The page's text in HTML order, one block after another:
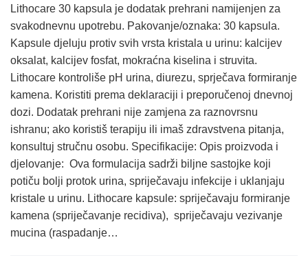
Lithocare 30 kapsula je dodatak prehrani namijenjen za
svakodnevnu upotrebu. Pakovanje/oznaka: 30 kapsula.
Kapsule djeluju protiv svih vrsta kristala u urinu: kalcijev
oksalat, kalcijev fosfat, mokraćna kiselina i struvita.
Lithocare kontroliše pH urina, diurezu, sprječava formiranje
kamena. Koristiti prema deklaraciji i preporučenoj dnevnoj
dozi. Dodatak prehrani nije zamjena za raznovrsnu
ishranu; ako koristiš terapiju ili imaš zdravstvena pitanja,
konsultuj stručnu osobu. Specifikacije: Opis proizvoda i
djelovanje: Ova formulacija sadrži biljne sastojke koji
potiču bolji protok urina, spriječavaju infekcije i uklanjaju
kristale u urinu. Lithocare kapsule: spriječavaju formiranje
kamena (spriječavanje recidiva), spriječavaju vezivanje
mucina (raspadanje…